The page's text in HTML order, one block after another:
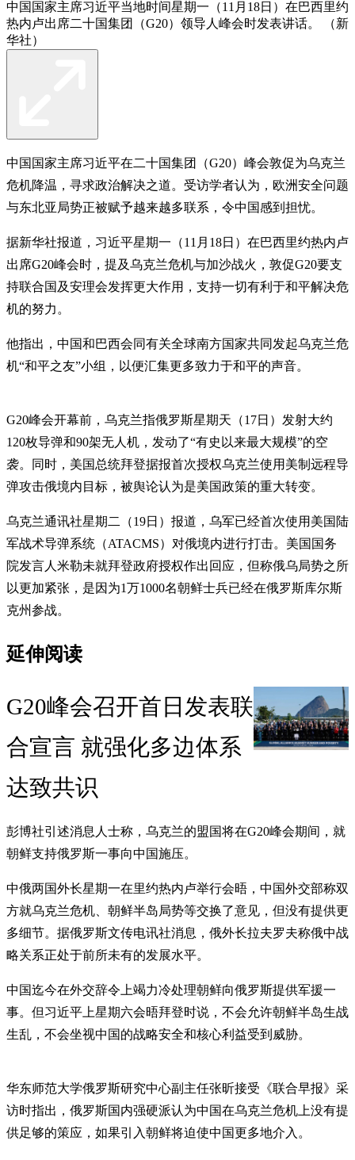
中国国家主席习近平当地时间星期一（11月18日）在巴西里约
热内卢出席二十国集团（G20）领导人峰会时发表讲话。 （新
华社）
中国国家主席习近平在二十国集团（G20）峰会敦促为乌克兰
危机降温，寻求政治解决之道。受访学者认为，欧洲安全问题
与东北亚局势正被赋予越来越多联系，令中国感到担忧。
据新华社报道，习近平星期一（11月18日）在巴西里约热内卢
出席G20峰会时，提及乌克兰危机与加沙战火，敦促G20要支
持联合国及安理会发挥更大作用，支持一切有利于和平解决危
机的努力。
他指出，中国和巴西会同有关全球南方国家共同发起乌克兰危
机“和平之友”小组，以便汇集更多致力于和平的声音。
G20峰会开幕前，乌克兰指俄罗斯星期天（17日）发射大约
120枚导弹和90架无人机，发动了“有史以来最大规模”的空
袭。同时，美国总统拜登据报首次授权乌克兰使用美制远程导
弹攻击俄境内目标，被舆论认为是美国政策的重大转变。
乌克兰通讯社星期二（19日）报道，乌军已经首次使用美国陆
军战术导弹系统（ATACMS）对俄境内进行打击。美国国务
院发言人米勒未就拜登政府授权作出回应，但称俄乌局势之所
以更加紧张，是因为1万1000名朝鲜士兵已经在俄罗斯库尔斯
克州参战。
延伸阅读
G20峰会召开首日发表联
合宣言 就强化多边体系
达致共识
彭博社引述消息人士称，乌克兰的盟国将在G20峰会期间，就
朝鲜支持俄罗斯一事向中国施压。
中俄两国外长星期一在里约热内卢举行会晤，中国外交部称双
方就乌克兰危机、朝鲜半岛局势等交换了意见，但没有提供更
多细节。据俄罗斯文传电讯社消息，俄外长拉夫罗夫称俄中战
略关系正处于前所未有的发展水平。
中国迄今在外交辞令上竭力冷处理朝鲜向俄罗斯提供军援一
事。但习近平上星期六会晤拜登时说，不会允许朝鲜半岛生战
生乱，不会坐视中国的战略安全和核心利益受到威胁。
华东师范大学俄罗斯研究中心副主任张昕接受《联合早报》采
访时指出，俄罗斯国内强硬派认为中国在乌克兰危机上没有提
供足够的策应，如果引入朝鲜将迫使中国更多地介入。